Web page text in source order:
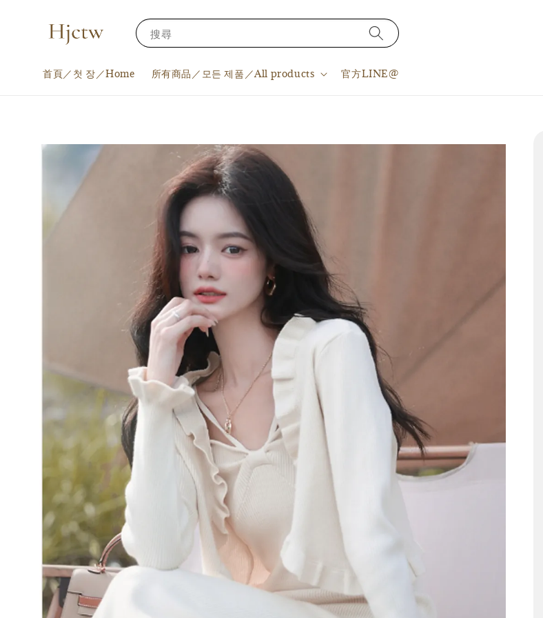
搜尋
首頁／첫 장／Home 所有商品／모든 제품／All products 官方LINE@